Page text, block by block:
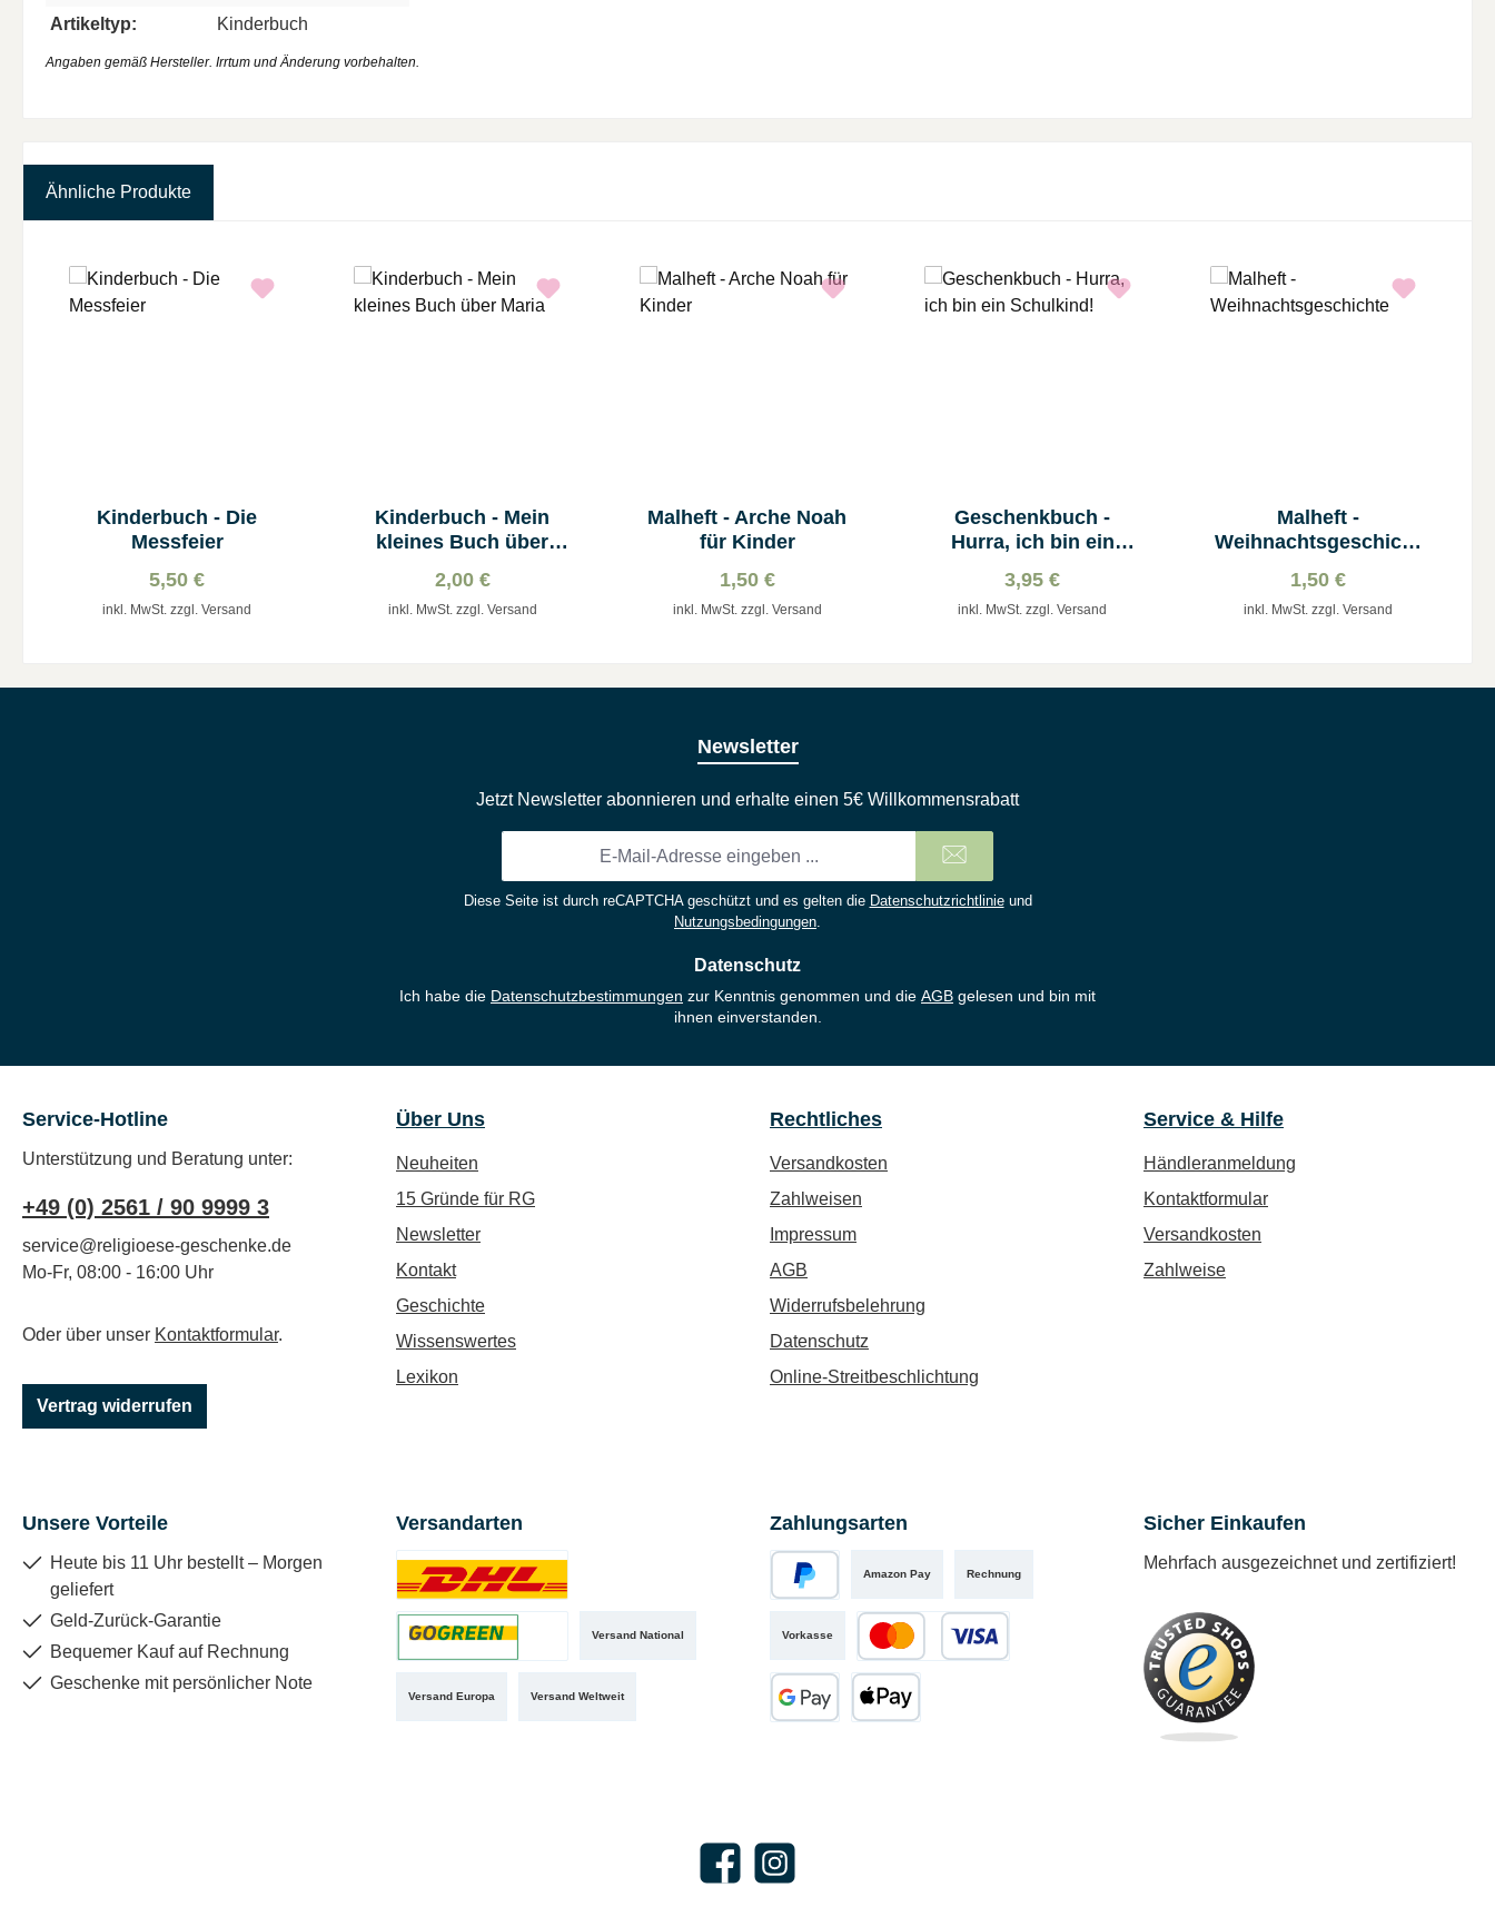
Artikeltyp:
Kinderbuch
Angaben gemäß Hersteller. Irrtum und Änderung vorbehalten.
Ähnliche Produkte
Kinderbuch - Die
Messfeier
5,50 €
inkl. MwSt. zzgl. Versand
Kinderbuch - Mein
kleines Buch über
2,00 €
inkl. MwSt. zzgl. Versand
Malheft - Arche Noah
für Kinder
1,50 €
inkl. MwSt. zzgl. Versand
Geschenkbuch -
Hurra, ich bin ein
3,95 €
inkl. MwSt. zzgl. Versand
Malheft -
Weihnachtsgeschicht
1,50 €
inkl. MwSt. zzgl. Versand
Newsletter
Jetzt Newsletter abonnieren und erhalte einen 5€ Willkommensrabatt
*
Diese Seite ist durch reCAPTCHA geschützt und es gelten die Datenschutzrichtlinieund
Nutzungsbedingungen
Datenschutz
Ich habe die Datenschutzbestimmungen zur Kenntnis genommen und die AGB gelesen und bin mit
ihnen einverstanden.
Service-Hotline
Unterstützung und Beratung unter:
+49 (0) 2561 / 90 9999 3
service@religioese-geschenke.de
Mo-Fr, 08:00 - 16:00 Uhr
Oder über unser Kontaktformular.
Vertrag widerrufen
Über Uns
Neuheiten
15 Gründe für RG
Newsletter
Kontakt
Geschichte
Wissenswertes
Lexikon
Rechtliches
Versandkosten
Zahlweisen
Impressum
AGB
Widerrufsbelehrung
Datenschutz
Online-Streitbeschlichtung
Service & Hilfe
Händleranmeldung
Kontaktformular
Versandkosten
Zahlweise
Unsere Vorteile
Heute bis 11 Uhr bestellt – Morgen
geliefert
Geld-Zurück-Garantie
Bequemer Kauf auf Rechnung
Geschenke mit persönlicher Note
Versandarten
Versand National
Versand Europa Versand Weltweit
Benutzerdefiniertes Bild 1
Zahlungsarten
Amazon Pay Rechnung
Vorkasse
Kredit- oder Debitkarte
Sicher Einkaufen
Mehrfach ausgezeichnet und zertifiziert!
FacebookInstagram